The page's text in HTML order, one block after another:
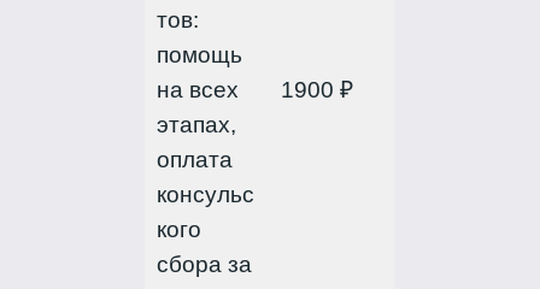
тов:
помощь
на всех
этапах,
оплата
консульс
кого
сбора за
1900 ₽